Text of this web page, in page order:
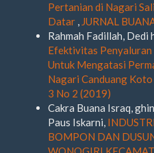
Pertanian di Nagari
Datar , JURNAL
Rahmah Fadillah, Dedi
Efektivitas
Untuk Mengatasi
Nagari Canduang Koto
3 No 2 (2019)
Cakra Buana Israq,
Paus Iskarni,
BOMPON DAN